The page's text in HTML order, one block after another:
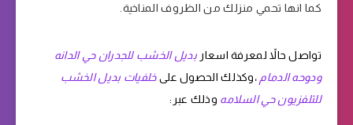
كما انها تحمي منزلك من الظروف المناخية.
تواصل حالاً لمعرفة اسعار بديل الخشب للجدران حي الدانه
ودوحه الدمام ،وكذلك الحصول علىخلفيات بديل الخشب
للتلفزيون حي السلامه وذلك عبر: